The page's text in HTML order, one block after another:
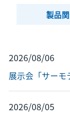
製品
2026/08/06
展示会「サーモ
2026/08/05